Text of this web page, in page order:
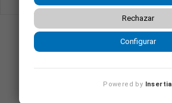
Rechazar
Configurar
Powered by Insertia